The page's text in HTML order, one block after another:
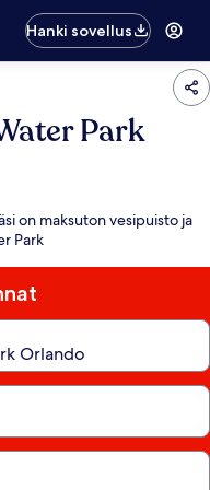
Hanki sovellus
Park
on maksuton vesipuisto ja
Park